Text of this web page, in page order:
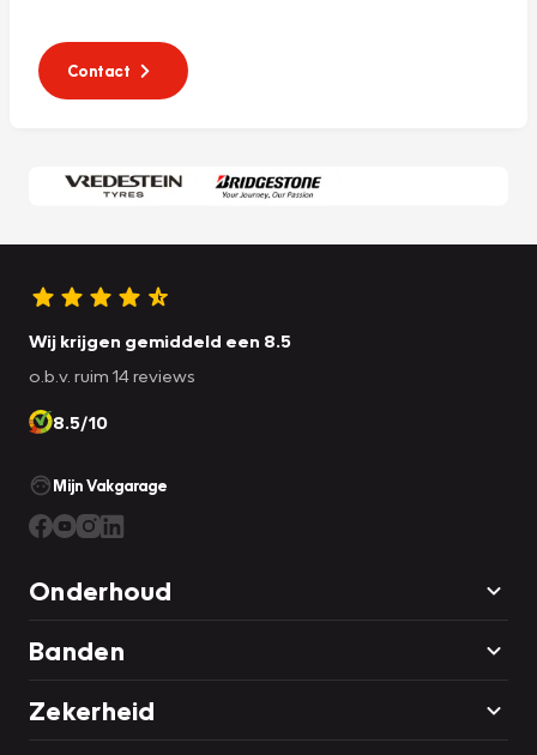
Contact
Wij krijgen gemiddeld een 8.5
o.b.v. ruim 14 reviews
8.5/10
Mijn Vakgarage
Onderhoud
Banden
Zekerheid